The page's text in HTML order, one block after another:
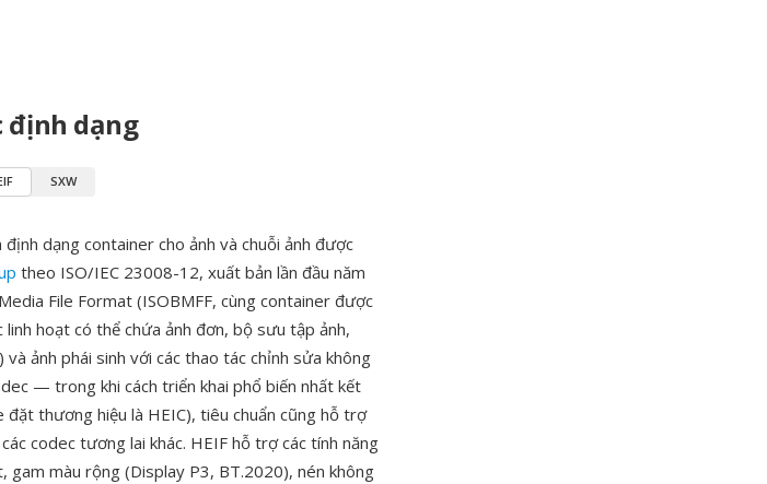
định dạng
SXW
dạng container cho ảnh và chuỗi ảnh được
theo ISO/IEC 23008-12, xuất bản lần đầu năm
File Format (ISOBMFF, cùng container được
hoạt có thể chứa ảnh đơn, bộ sưu tập ảnh,
ảnh phái sinh với các thao tác chỉnh sửa không
— trong khi cách triển khai phổ biến nhất kết
thương hiệu là HEIC), tiêu chuẩn cũng hỗ trợ
codec tương lai khác. HEIF hỗ trợ các tính năng
gam màu rộng (Display P3, BT.2020), nén không